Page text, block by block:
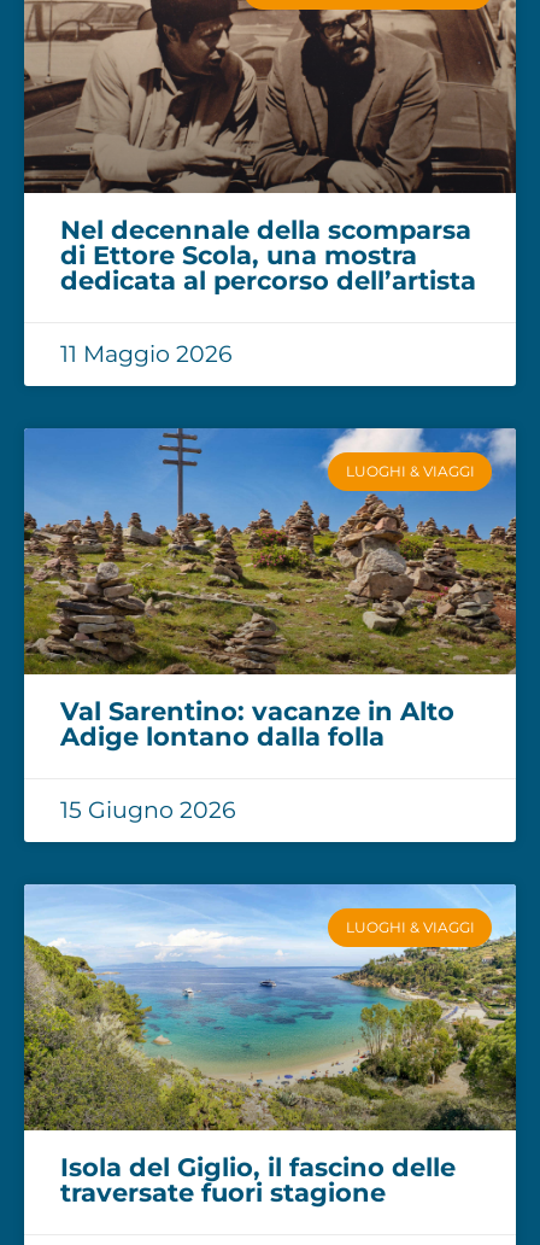
Nel decennale della scomparsa
di Ettore Scola, una mostra
dedicata al percorso dell’artista
11 Maggio 2026
LUOGHI & VIAGGI
Val Sarentino: vacanze in Alto
Adige lontano dalla folla
15 Giugno 2026
LUOGHI & VIAGGI
Isola del Giglio, il fascino delle
traversate fuori stagione